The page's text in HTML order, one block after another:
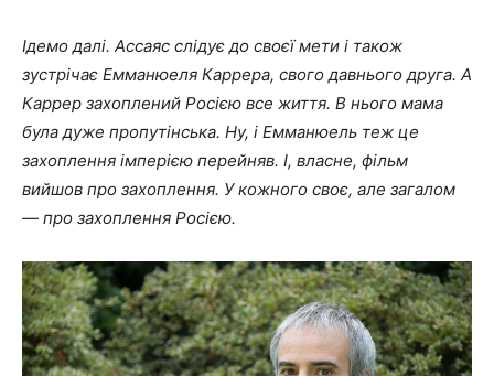
Ідемо далі. Ассаяс слідує до своєї мети і також
зустрічає Емманюеля Каррера, свого давнього друга. А
Каррер захоплений Росією все життя. В нього мама
була дуже пропутінська. Ну, і Емманюель теж це
захоплення імперією перейняв. І, власне, фільм
вийшов про захоплення. У кожного своє, але загалом
— про захоплення Росією.